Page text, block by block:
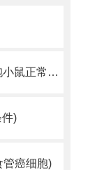
肝细胞培养 NCTC1469细胞小鼠正常肝细胞
)
管癌细胞)